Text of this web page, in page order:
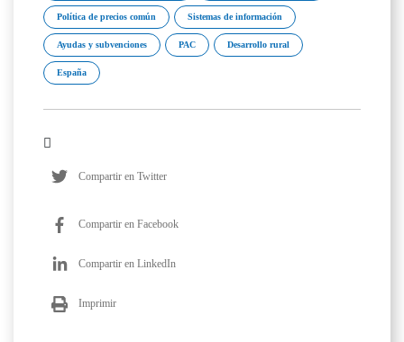
Política de precios común Sistemas de información
Ayudas y subvenciones PAC Desarrollo rural
España
Compartir en Twitter
Compartir en Facebook
Compartir en LinkedIn
Imprimir